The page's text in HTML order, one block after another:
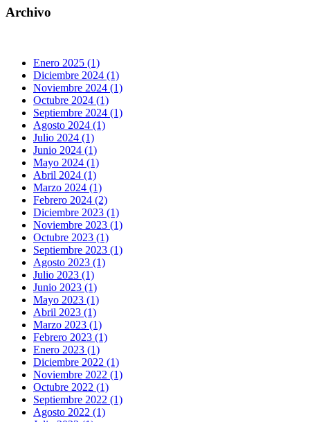
Archivo
Enero 2025 (1)
Diciembre 2024 (1)
Noviembre 2024 (1)
Octubre 2024 (1)
Septiembre 2024 (1)
Agosto 2024 (1)
Julio 2024 (1)
Junio 2024 (1)
Mayo 2024 (1)
Abril 2024 (1)
Marzo 2024 (1)
Febrero 2024 (2)
Diciembre 2023 (1)
Noviembre 2023 (1)
Octubre 2023 (1)
Septiembre 2023 (1)
Agosto 2023 (1)
Julio 2023 (1)
Junio 2023 (1)
Mayo 2023 (1)
Abril 2023 (1)
Marzo 2023 (1)
Febrero 2023 (1)
Enero 2023 (1)
Diciembre 2022 (1)
Noviembre 2022 (1)
Octubre 2022 (1)
Septiembre 2022 (1)
Agosto 2022 (1)